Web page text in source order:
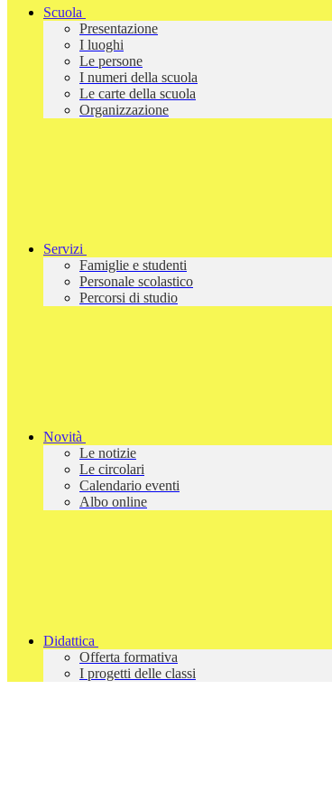
Scuola
Presentazione
I luoghi
Le persone
I numeri della scuola
Le carte della scuola
Organizzazione
Servizi
Famiglie e studenti
Personale scolastico
Percorsi di studio
Novità
Le notizie
Le circolari
Calendario eventi
Albo online
Didattica
Offerta formativa
I progetti delle classi